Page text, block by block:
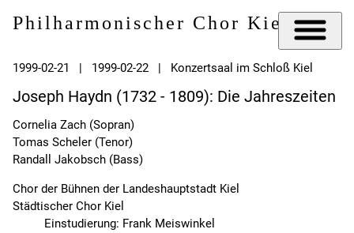
Philharmonischer Chor Kiel e.V.
1999-02-21 | 1999-02-22 | Konzertsaal im Schloß Kiel
Joseph Haydn (1732 - 1809): Die Jahreszeiten
Cornelia Zach (Sopran)
Tomas Scheler (Tenor)
Randall Jakobsch (Bass)
Chor der Bühnen der Landeshauptstadt Kiel
Städtischer Chor Kiel
Einstudierung: Frank Meiswinkel